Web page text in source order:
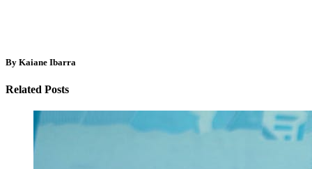
By Kaiane Ibarra
Related Posts